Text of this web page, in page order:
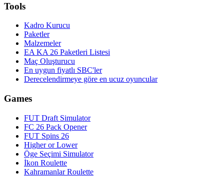
Tools
Kadro Kurucu
Paketler
Malzemeler
EA KA 26 Paketleri Listesi
Maç Oluşturucu
En uygun fiyatlı SBC'ler
Derecelendirmeye göre en ucuz oyuncular
Games
FUT Draft Simulator
FC 26 Pack Opener
FUT Spins 26
Higher or Lower
Öge Seçimi Simulator
İkon Roulette
Kahramanlar Roulette